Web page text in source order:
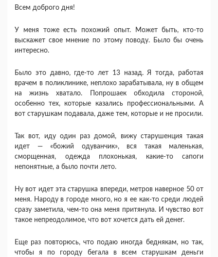
Всем доброго дня!
У меня тоже есть похожий опыт. Может быть, кто-то
выскажет свое мнение по этому поводу. Было бы очень
интересно.
Было это давно, где-то лет 13 назад. Я тогда, работая
врачем в поликлинике, неплохо зарабатывала, ну в общем
на жизнь хватало. Попрошаек обходила стороной,
особенно тех, которые казались профессиональными. А
вот старушкам подавала, даже тем, которые и не просили.
Так вот, иду один раз домой, вижу старушенция такая
идет — «божий одуванчик», вся такая маленькая,
сморщенная, одежда плохонькая, какие-то сапоги
непонятные, а было почти лето.
Ну вот идет эта старушка впереди, метров наверное 50 от
меня. Народу в городе много, но я ее как-то среди людей
сразу заметила, чем-то она меня притянула. И чувство вот
такое непреодолимое, что вот хочется дать ей денег.
Еще раз повторюсь, что подаю иногда беднякам, но так,
чтобы я по городу бегала в всем старушкам деньги